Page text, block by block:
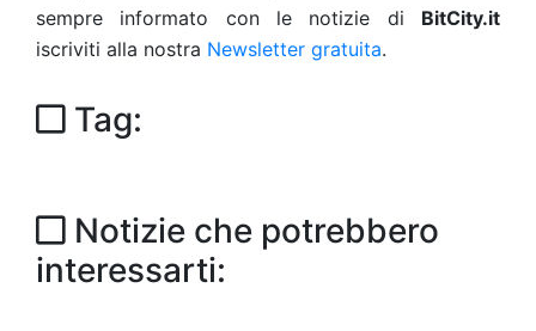
sempre informato con le notizie di BitCity.it
iscriviti alla nostra Newsletter gratuita.
Tag:
Notizie che potrebbero
interessarti: